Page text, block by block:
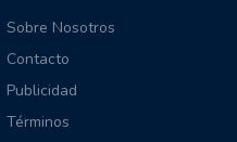
Sobre Nosotros
Contacto
Publicidad
Términos